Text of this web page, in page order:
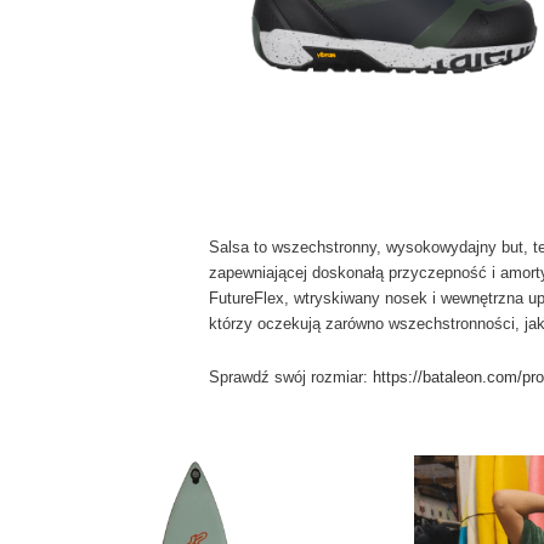
Salsa to wszechstronny, wysokowydajny but,
zapewniającej doskonałą przyczepność i
FutureFlex, wtryskiwany nosek i wewnętrzna
którzy oczekują zarówno wszechstronności,
Sprawdź swój rozmiar: https://bataleon.com/
Aktualna
cena
wynosi:
2,399.00 zł.